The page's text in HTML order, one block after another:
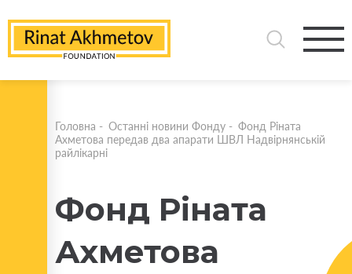
Головна - Останні новини Фонду - Фонд Ріната
Ахметова передав два апарати ШВЛ Надвірнянській
райлікарні
Фонд Ріната
Ахметова